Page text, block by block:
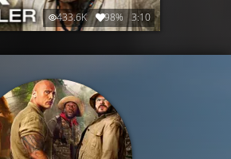
433.6K 98% 3:10